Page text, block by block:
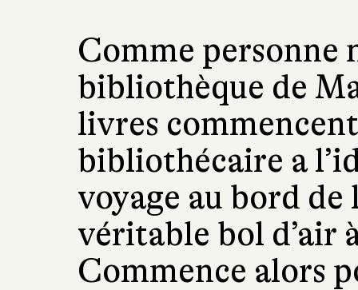
Comme personne
bibliothèque de
livres
bibliothécaire a
voyage au bord
véritable bol d’air
Commence alors